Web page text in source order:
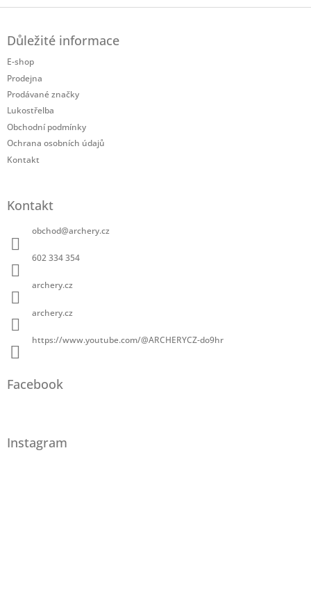
Důležité informace
E-shop
Prodejna
Prodávané značky
Lukostřelba
Obchodní podmínky
Ochrana osobních údajů
Kontakt
Kontakt
obchod@archery.cz
602 334 354
archery.cz
archery.cz
https://www.youtube.com/@ARCHERYCZ-do9hr
Facebook
Instagram